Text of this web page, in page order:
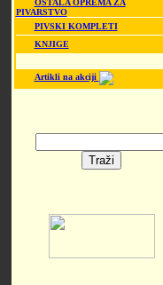
OSTALA OPREMA ZA
PIVARSTVO
PIVSKI KOMPLETI
KNJIGE
Artikli na akciji